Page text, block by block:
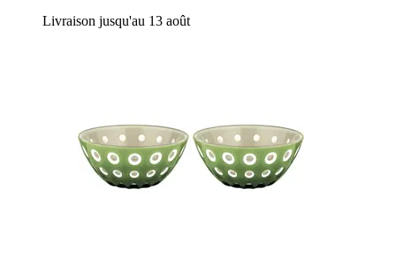
Livraison jusqu'au 13 août